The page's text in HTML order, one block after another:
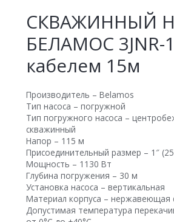
СКВАЖИННЫЙ
БЕЛАМОС 3JNR-
кабелем 15м
Производитель – Belamos
Тип насоса – погружной
Тип погружного насоса –
скважинный
Напор – 115 м
Присоединительный размер – 1″
Мощность – 1130 Вт
Глубина погружения – 30 м
Установка насоса – вертикальная
Материал корпуса – нержавеющая
Допустимая температура